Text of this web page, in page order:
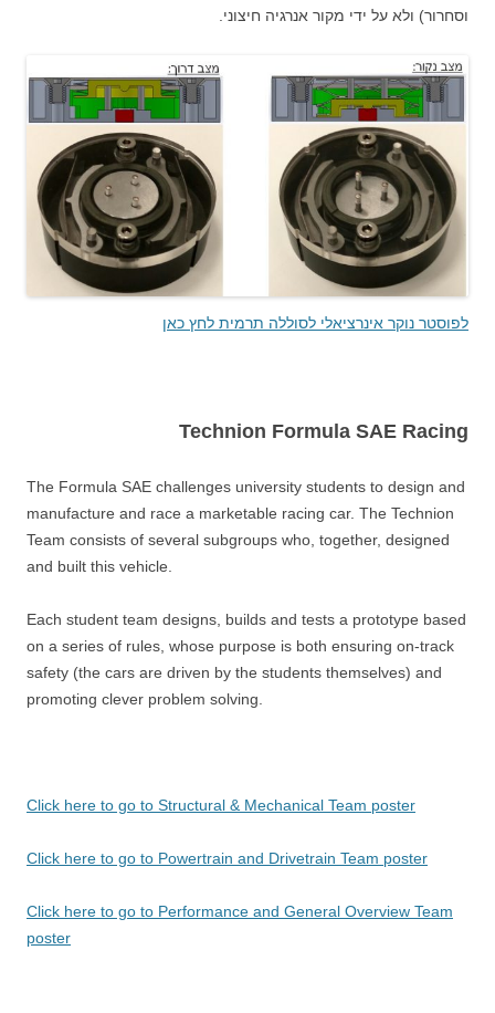
וסחרור) ולא על ידי מקור אנרגיה חיצוני.
לפוסטר נוקר אינרציאלי לסוללה תרמית לחץ כאן
Technion Formula SAE Racing
The Formula SAE challenges university students to design and
manufacture and race a marketable racing car. The Technion
Team consists of several subgroups who, together, designed
and built this vehicle.
Each student team designs, builds and tests a prototype based
on a series of rules, whose purpose is both ensuring on-track
safety (the cars are driven by the students themselves) and
promoting clever problem solving.
Click here to go to Structural & Mechanical Team poster
Click here to go to Powertrain and Drivetrain Team poster
Click here to go to Performance and General Overview Team
poster